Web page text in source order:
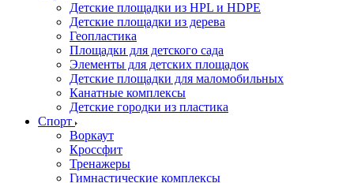
Детские площадки из HPL и HDPE
Детские площадки из дерева
Геопластика
Площадки для детского сада
Элементы для детских площадок
Детские площадки для маломобильных
Канатные комплексы
Детские городки из пластика
Спорт
Воркаут
Кроссфит
Тренажеры
Гимнастические комплексы